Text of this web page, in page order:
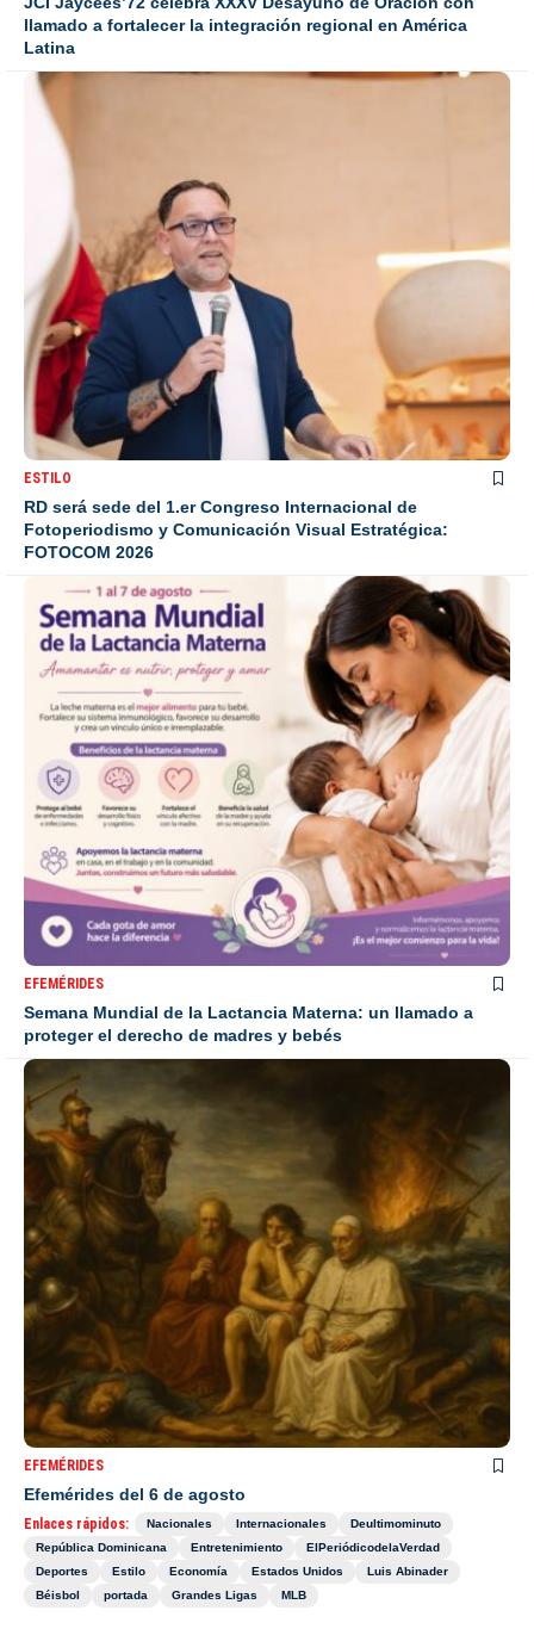
llamado a fortalecer la integración regional en América
Latina
ESTILO
RD será sede del 1.er Congreso Internacional de
Fotoperiodismo y Comunicación Visual Estratégica:
FOTOCOM 2026
EFEMÉRIDES
Semana Mundial de la Lactancia Materna: un llamado a
proteger el derecho de madres y bebés
EFEMÉRIDES
Efemérides del 6 de agosto
Enlaces rápidos: Nacionales Internacionales
Deultimominuto
República Dominicana
Entretenimiento
ElPeriódicodelaVerdad
Deportes
Estilo Economía Estados Unidos
Luis Abinader
Béisbol
portada Grandes Ligas MLB